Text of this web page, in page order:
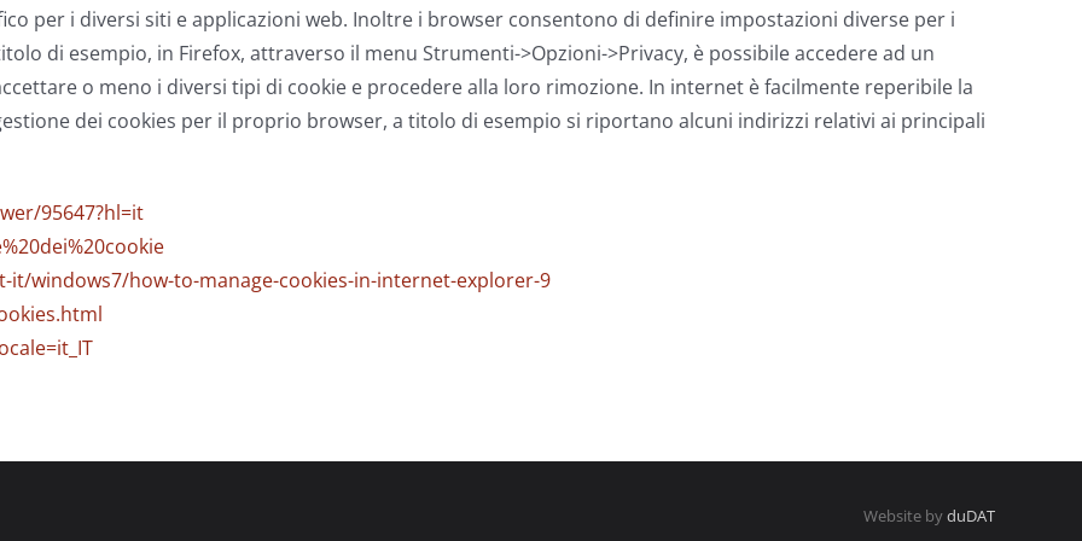
per i diversi siti e applicazioni web. Inoltre i browser consentono di definire impostazioni diverse per i
di esempio, in Firefox, attraverso il menu Strumenti->Opzioni->Privacy, è possibile accedere ad un
o meno i diversi tipi di cookie e procedere alla loro rimozione. In internet è facilmente reperibile la
dei cookies per il proprio browser, a titolo di esempio si riportano alcuni indirizzi relativi ai principali
95647?hl=it
windows7/how-to-manage-cookies-in-internet-explorer-9
Website byduDAT